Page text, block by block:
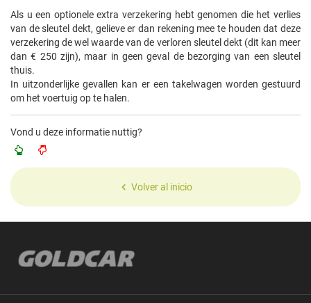
Als u een optionele extra verzekering hebt genomen die het verlies
van de sleutel dekt, gelieve er dan rekening mee te houden dat deze
verzekering de wel waarde van de verloren sleutel dekt (dit kan meer
dan € 250 zijn), maar in geen geval de bezorging van een sleutel
thuis.
In uitzonderlijke gevallen kan er een takelwagen worden gestuurd
om het voertuig op te halen.
Vond u deze informatie nuttig?
Volver al inicio